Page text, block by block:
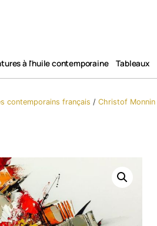
à l'huile contemporaine Tableaux​
contemporains​ français /Christof Monnin